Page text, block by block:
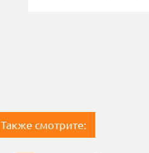
Также смотрите: